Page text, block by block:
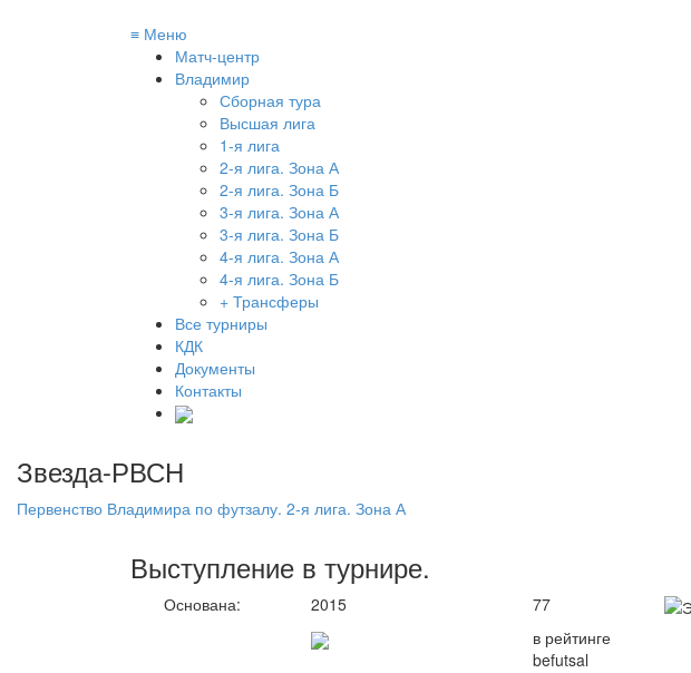
≡ Меню
Матч-центр
Владимир
Сборная тура
Высшая лига
1-я лига
2-я лига. Зона А
2-я лига. Зона Б
3-я лига. Зона А
3-я лига. Зона Б
4-я лига. Зона А
4-я лига. Зона Б
+ Трансферы
Все турниры
КДК
Документы
Контакты
Звезда-РВСН
Первенство Владимира по футзалу. 2-я лига. Зона А
Выступление в турнире.
Основана: 2015
77
в рейтинге
befutsal